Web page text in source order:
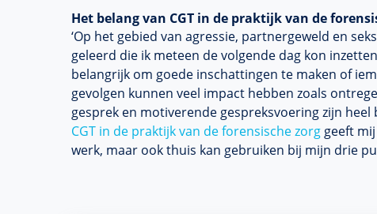
Het belang van CGT in de praktijk van de
‘Op het gebied van agressie, partnergeweld en
geleerd die ik meteen de volgende dag kon
belangrijk om goede inschattingen te maken of
gevolgen kunnen veel impact hebben zoals
gesprek en motiverende gespreksvoering zijn
CGT in de praktijk van de forensische zorg geeft
werk, maar ook thuis kan gebruiken bij mijn drie